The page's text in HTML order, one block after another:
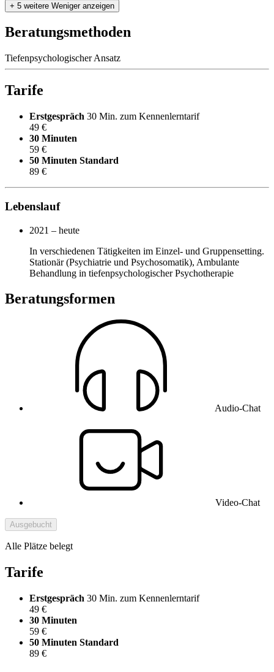
+ 5 weitere Weniger anzeigen
Beratungsmethoden
Tiefenpsychologischer Ansatz
Tarife
Erstgespräch 30 Min. zum Kennenlerntarif
49 €
30 Minuten
59 €
50 Minuten Standard
89 €
Lebenslauf
2021 – heute
In verschiedenen Tätigkeiten im Einzel- und Gruppensetting.
Stationär (Psychiatrie und Psychosomatik), Ambulante
Behandlung in tiefenpsychologischer Psychotherapie
Beratungsformen
Audio-Chat
Video-Chat
Ausgebucht
Alle Plätze belegt
Tarife
Erstgespräch 30 Min. zum Kennenlerntarif
49 €
30 Minuten
59 €
50 Minuten Standard
89 €